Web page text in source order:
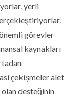
yerli
görevler
kaynakları
çekişmeler alet
desteğinin